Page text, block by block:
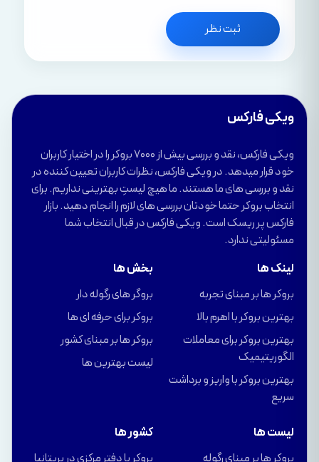
ثبت نظر
ویکی فارکس
ویکی فارکس، نقد و بررسی بیش از 7000 بروکر را در اختیار کاربران
خود قرار میدهد. در ویکی فارکس، نظرات کاربران تعیین کننده در
نقد و بررسی های ما هستند. ما هیچ لیستِ بهترینی نداریم. برای
انتخاب بروکر حتما خودتان بررسی های لازم را انجام دهید. بازار
فارکس پر ریسک است. ویکی فارکس در قبال انتخاب شما
مسئولیتی ندارد.
لینک ها
بروکر ها بر مبنای تجربه
بهترین بروکر با اهرم بالا
بهترین بروکر برای معاملات
الگوریتیمیک
بهترین بروکر با واریز و برداشت
سریع
بخش ها
بروگر های رگوله دار
بروکر برای حرفه ای ها
بروکر ها بر مبنای کشور
لیست بهترین ها
لیست ها
بروکر ها بر مبنای رگوله
کشور ها
بروکر با دفتر مرکزی در بریتانیا